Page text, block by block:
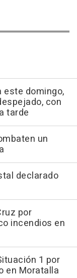
este domingo,
con
tarde
un
declarado
por
incendios en
1 por
en Moratalla